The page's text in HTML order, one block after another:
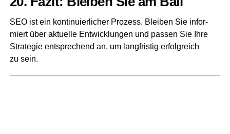
SEO ist ein kon­ti­nu­ier­li­cher Pro­zess. Blei­ben Sie infor­
miert über aktu­el­le Ent­wick­lun­gen und pas­sen Sie Ihre
Stra­te­gie ent­spre­chend an, um lang­fris­tig erfolg­reich
zu sein.